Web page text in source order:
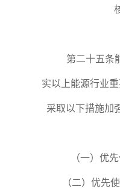
第二十五条
实以上能源行业
采取以下措施加
（一）优
（二）优先